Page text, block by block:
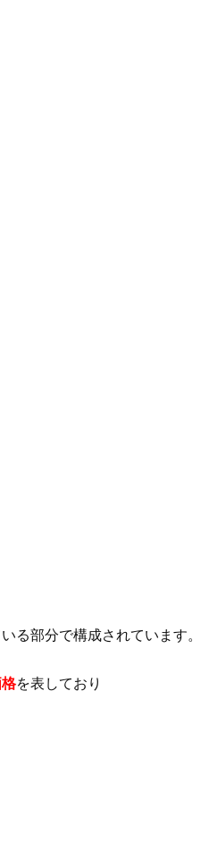
る部分で構成されています。
を表しており